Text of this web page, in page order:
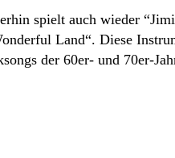
spielt auch wieder
Land“. Diese
der 60er- und 70er-